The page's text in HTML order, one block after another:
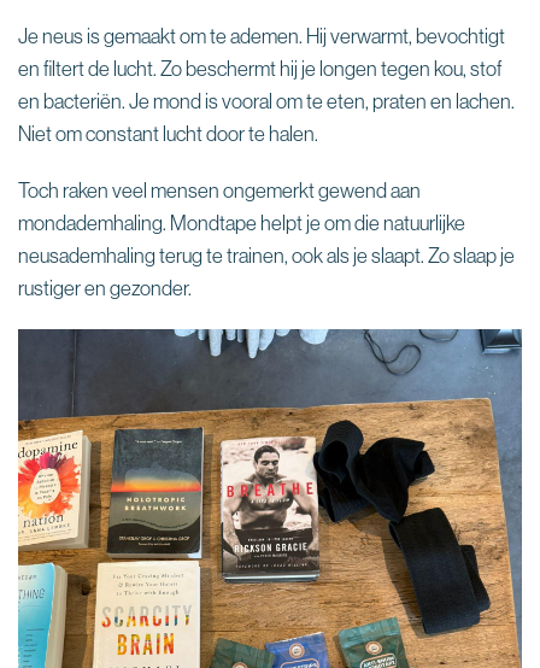
Je neus is gemaakt om te ademen. Hij verwarmt, bevochtigt
en filtert de lucht. Zo beschermt hij je longen tegen kou, stof
en bacteriën. Je mond is vooral om te eten, praten en lachen.
Niet om constant lucht door te halen.
Toch raken veel mensen ongemerkt gewend aan
mondademhaling. Mondtape helpt je om die natuurlijke
neusademhaling terug te trainen, ook als je slaapt. Zo slaap je
rustiger en gezonder.